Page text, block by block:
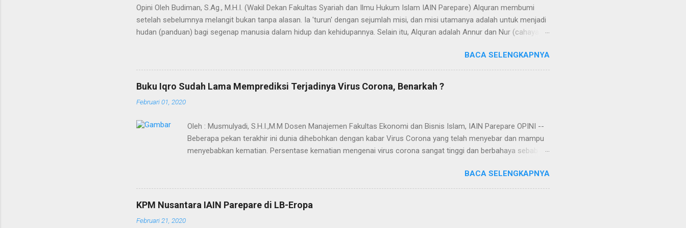
Opini Oleh Budiman, S.Ag., M.H.I. (Wakil Dekan Fakultas Syariah dan Ilmu Hukum Islam IAIN Parepare) Alquran membumi
setelah sebelumnya melangit bukan tanpa alasan. Ia 'turun' dengan sejumlah misi, dan misi utamanya adalah untuk menjadi
hudan (panduan) bagi segenap manusia dalam hidup dan kehidupannya. Selain itu, Alquran adalah Annur dan Nur (cahaya).
bahkan semesta. Agaknya tidak berlebihan apabila dinyatakan bahwa proses penyebarluasan cahaya di bumi melalui
Alquran dimulai saat Baginda Nabi SAW hijrah dari Mekah ke Yatsrib. Itu sebabnya ketika menetap di Yatsrib, Baginda Nabi
mengubah nama Yatsrib menjadi Madinah Munawwarah (kota/peradaban yg tercahayakan). Dalam ungkapan lain, hijrah
Baginda Nabi merupakan proses "transmisi cahaya" yang secara kasat mata akumulasi cahaya itu telah rampung tatkala
berakhirnya pewahyuan dan dengan adanya u...
BACA SELENGKAPNYA
Buku Iqro Sudah Lama Memprediksi Terjadinya Virus Corona, Benarkah ?
Februari 01, 2020
Oleh : Musmulyadi, S.H.I.,M.M Dosen Manajemen Fakultas Ekonomi dan Bisnis Islam, IAIN Parepare OPINI --
Beberapa pekan terakhir ini dunia dihebohkan dengan kabar Virus Corona yang telah menyebar dan mampu
menyebabkan kematian. Persentase kematian mengenai virus corona sangat tinggi dan berbahaya sebab
merupakan virus buatan pemerintah China yang disimpan di markas militer di Wuhan. Rencananya, virus itu
akan disebarkan ke seluruh dunia demi menarik uang dari hasil penjualan vaksin. Setelah dianalisa dan
dilakukan kajian, diduga virus corona sengaja dibuat pemerintah China sebagai senjata biologis yang
mematikan. Ada dugaan terjadi kebocoran penyimpanannya di markas militer di Wuhan. Yang menjadi
BACA SELENGKAPNYA
KPM Nusantara IAIN Parepare di LB-Eropa
Februari 21, 2020